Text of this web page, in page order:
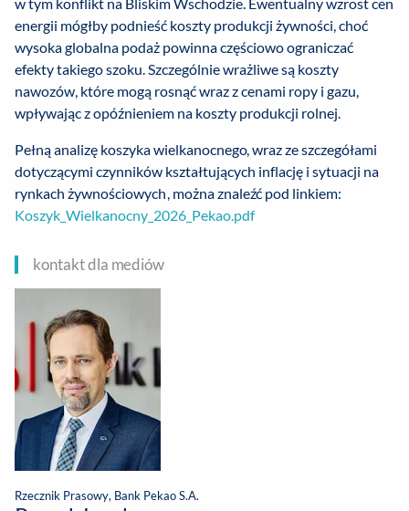
w tym konflikt na Bliskim Wschodzie. Ewentualny wzrost cen
energii mógłby podnieść koszty produkcji żywności, choć
wysoka globalna podaż powinna częściowo ograniczać
efekty takiego szoku. Szczególnie wrażliwe są koszty
nawozów, które mogą rosnąć wraz z cenami ropy i gazu,
wpływając z opóźnieniem na koszty produkcji rolnej.
Pełną analizę koszyka wielkanocnego, wraz ze szczegółami
dotyczącymi czynników kształtujących inflację i sytuacji na
rynkach żywnościowych, można znaleźć pod linkiem:
Koszyk_Wielkanocny_2026_Pekao.pdf
kontakt dla mediów
Rzecznik Prasowy, Bank Pekao S.A.